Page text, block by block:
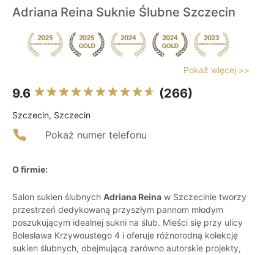
Adriana Reina Suknie Ślubne Szczecin
Pokaż więcej >>
9.6 (266)
Szczecin, Szczecin
Pokaż numer telefonu
O firmie:
Salon sukien ślubnych Adriana Reina w Szczecinie tworzy
przestrzeń dedykowaną przyszłym pannom młodym
poszukującym idealnej sukni na ślub. Mieści się przy ulicy
Bolesława Krzywoustego 4 i oferuje różnorodną kolekcję
sukien ślubnych, obejmującą zarówno autorskie projekty,